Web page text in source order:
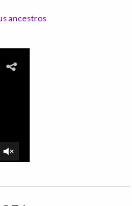
ancestros